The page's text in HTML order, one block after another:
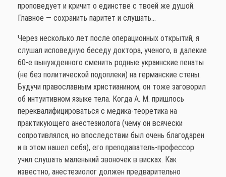
проповедует и кричит о единстве с твоей же душой.
Главное — сохранить паритет и слушать…
Через несколько лет после операционных открытий, я
слушал исповедную беседу доктора, ученого, в далекие
60-е вынужденного сменить родные украинские пенаты
(не без политической подоплеки) на германские стены.
Будучи православным христианином, он тоже заговорил
об интуитивном языке тела. Когда А. М. пришлось
переквалифицироваться с медика-теоретика на
практикующего анестезиолога (чему он всячески
сопротивлялся, но впоследствии был очень благодарен
и в этом нашел себя), его преподаватель-профессор
учил слушать маленький звоночек в висках. Как
известно, анестезиолог должен предварительно